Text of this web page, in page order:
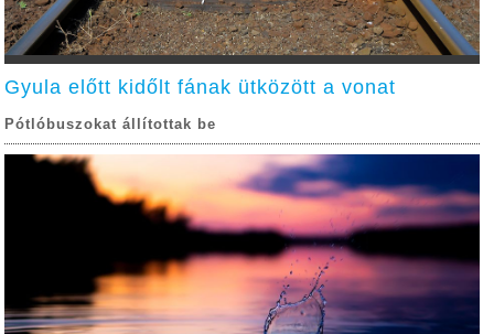
Gyula előtt kidőlt fának ütközött a vonat
Pótlóbuszokat állítottak be